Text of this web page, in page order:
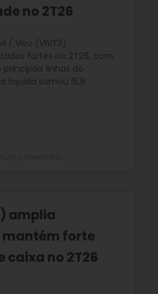
no 2T26
/ Vivo (VIVT3)
fortes no 2T26, com
linhas do
líquida somou 15,8
amplia
mantém forte
caixa no 2T26